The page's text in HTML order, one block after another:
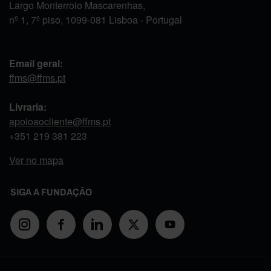
Largo Monterroio Mascarenhas,
nº 1, 7º piso, 1099-081 Lisboa - Portugal
Email geral:
ffms@ffms.pt
Livraria:
apoioaocliente@ffms.pt
+351 219 381 223
Ver no mapa
SIGA A FUNDAÇÃO